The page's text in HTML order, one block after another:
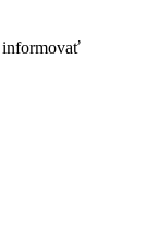
informovať